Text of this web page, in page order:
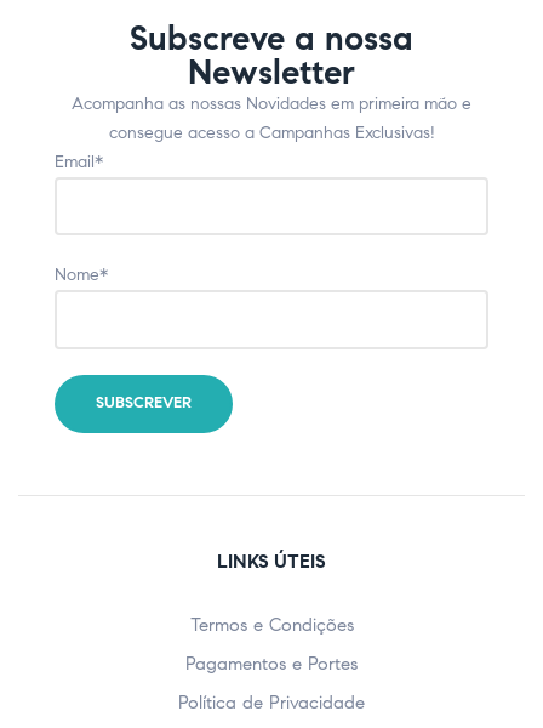
Subscreve a nossa
Newsletter
Acompanha as nossas Novidades em primeira mão e
consegue acesso a Campanhas Exclusivas!
Email*
Nome*
LINKS ÚTEIS
Termos e Condições
Pagamentos e Portes
Política de Privacidade